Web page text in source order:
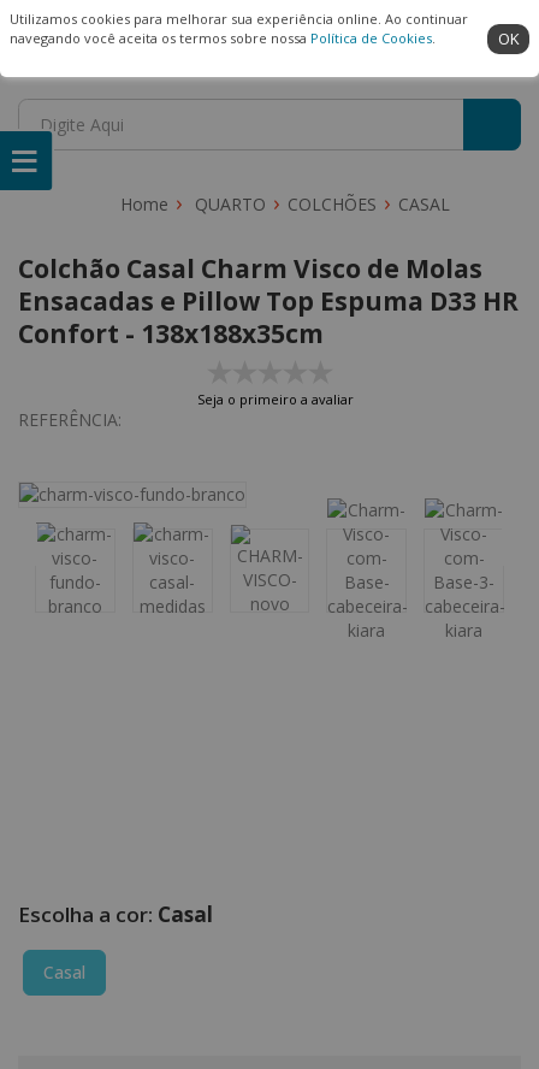
Utilizamos cookies para melhorar sua experiência online. Ao continuar
navegando você aceita os termos sobre nossa Política de Cookies. OK
(22) 99909-3407 Ambiente Seguro
QUARTO COLCHÕES CASAL
Colchão Casal Charm Visco de Molas
Ensacadas e Pillow Top Espuma D33 HR
Confort - 138x188x35cm
Seja o primeiro a avaliar
REFERÊNCIA:
Casal
Casal